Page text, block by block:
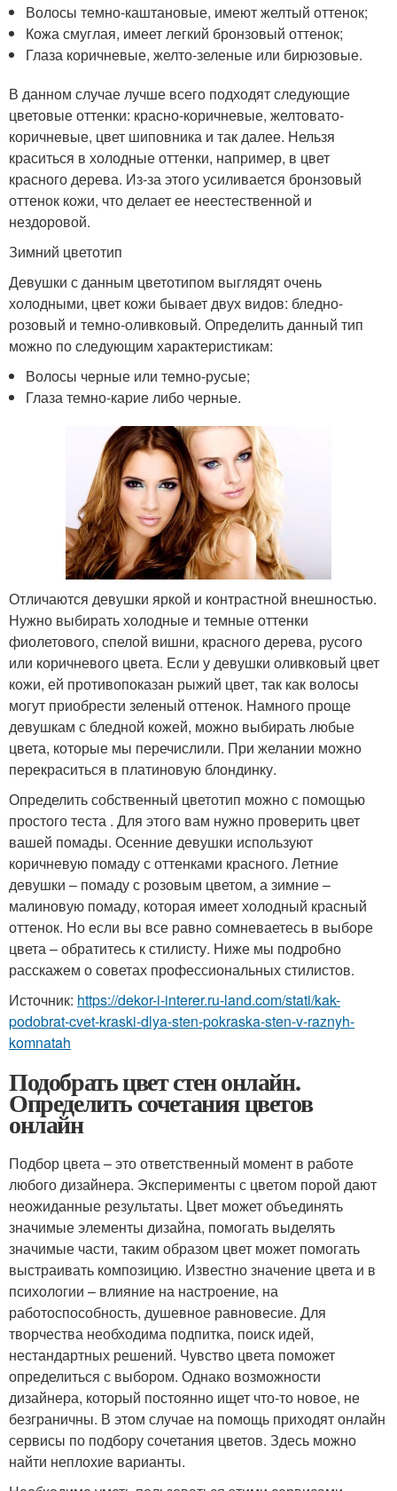
Волосы темно-каштановые, имеют желтый оттенок;
Кожа смуглая, имеет легкий бронзовый оттенок;
Глаза коричневые, желто-зеленые или бирюзовые.
В данном случае лучше всего подходят следующие
цветовые оттенки: красно-коричневые, желтовато-
коричневые, цвет шиповника и так далее. Нельзя
краситься в холодные оттенки, например, в цвет
красного дерева. Из-за этого усиливается бронзовый
оттенок кожи, что делает ее неестественной и
нездоровой.
Зимний цветотип
Девушки с данным цветотипом выглядят очень
холодными, цвет кожи бывает двух видов: бледно-
розовый и темно-оливковый. Определить данный тип
можно по следующим характеристикам:
Волосы черные или темно-русые;
Глаза темно-карие либо черные.
Отличаются девушки яркой и контрастной внешностью.
Нужно выбирать холодные и темные оттенки
фиолетового, спелой вишни, красного дерева, русого
или коричневого цвета. Если у девушки оливковый цвет
кожи, ей противопоказан рыжий цвет, так как волосы
могут приобрести зеленый оттенок. Намного проще
девушкам с бледной кожей, можно выбирать любые
цвета, которые мы перечислили. При желании можно
перекраситься в платиновую блондинку.
Определить собственный цветотип можно с помощью
простого теста . Для этого вам нужно проверить цвет
вашей помады. Осенние девушки используют
коричневую помаду с оттенками красного. Летние
девушки – помаду с розовым цветом, а зимние –
малиновую помаду, которая имеет холодный красный
оттенок. Но если вы все равно сомневаетесь в выборе
цвета – обратитесь к стилисту. Ниже мы подробно
расскажем о советах профессиональных стилистов.
Источник: https://dekor-i-interer.ru-land.com/stati/kak-
podobrat-cvet-kraski-dlya-sten-pokraska-sten-v-raznyh-
komnatah
Подобрать цвет стен онлайн.
Определить сочетания цветов
онлайн
Подбор цвета – это ответственный момент в работе
любого дизайнера. Эксперименты с цветом порой дают
неожиданные результаты. Цвет может объединять
значимые элементы дизайна, помогать выделять
значимые части, таким образом цвет может помогать
выстраивать композицию. Известно значение цвета и в
психологии – влияние на настроение, на
работоспособность, душевное равновесие. Для
творчества необходима подпитка, поиск идей,
нестандартных решений. Чувство цвета поможет
определиться с выбором. Однако возможности
дизайнера, который постоянно ищет что-то новое, не
безграничны. В этом случае на помощь приходят онлайн
сервисы по подбору сочетания цветов. Здесь можно
найти неплохие варианты.